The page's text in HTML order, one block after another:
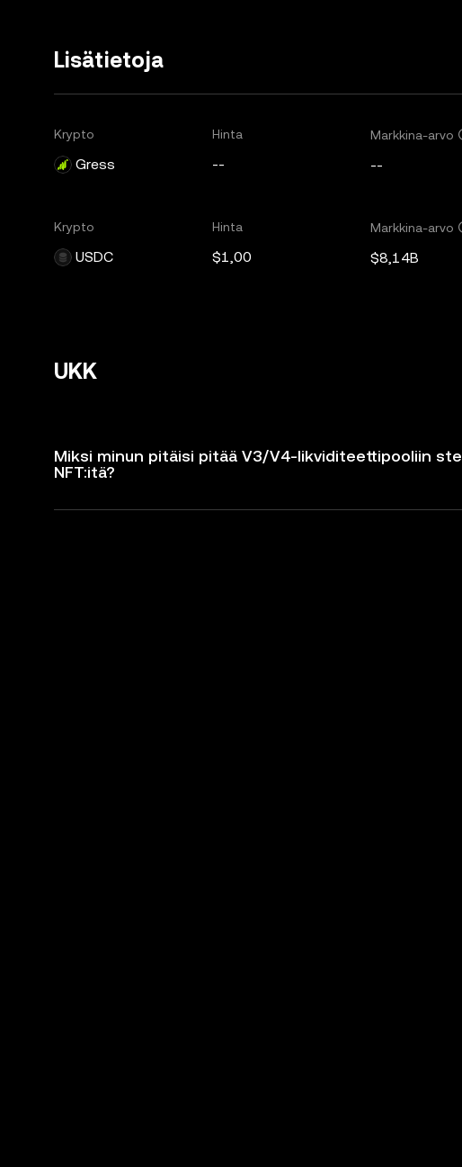
Lisätietoja
Krypto
Gress
Hinta
--
Markkina-arvo
--
Krypto
USDC
Hinta
$1,00
Markkina-arvo
$8,14B
UKK
Miksi minun pitäisi pitää V3/V4-likviditeettipooliin
NFT:itä?